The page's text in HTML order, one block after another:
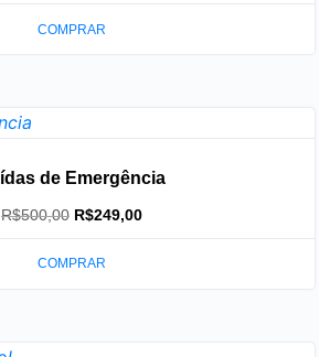
COMPRAR
de Emergência
R$500,00 O
preço
R$249,00O
preço
COMPRAR